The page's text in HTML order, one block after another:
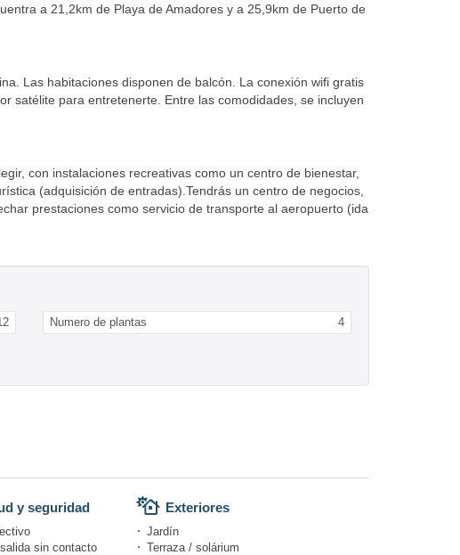
a 21,2km de Playa de Amadores y a 25,9km de Puerto de
Las habitaciones disponen de balcón. La conexión wifi gratis
satélite para entretenerte. Entre las comodidades, se incluyen
con instalaciones recreativas como un centro de bienestar,
(adquisición de entradas).Tendrás un centro de negocios,
prestaciones como servicio de transporte al aeropuerto (ida
Numero de plantas 4
y seguridad
sin contacto
Exteriores
Jardín
Terraza / solárium